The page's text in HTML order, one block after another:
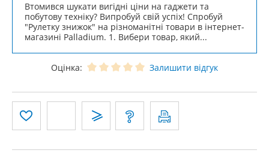
Втомився шукати вигідні ціни на гаджети та
побутову техніку? Випробуй свій успіх! Спробуй
"Рулетку знижок" на різноманітні товари в інтернет-
магазині Palladium. 1. Вибери товар, який...
Оцінка: Залишити відгук